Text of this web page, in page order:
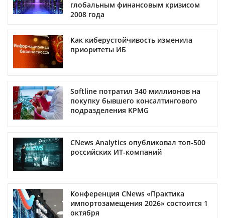
глобальным финансовым кризисом
2008 года
Как киберустойчивость изменила
приоритеты ИБ
Softline потратил 340 миллионов на
покупку бывшего консалтингового
подразделения KPMG
CNews Analytics опубликовал топ-500
российских ИТ-компаний
Конференция CNews «Практика
импортозамещения 2026» состоится 1
октября